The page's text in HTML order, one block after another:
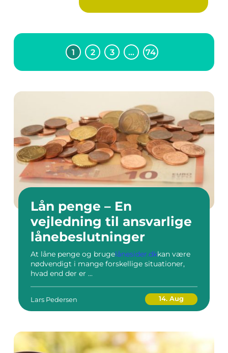
1 2 3 … 74
Lån penge – En
vejledning til ansvarlige
lånebeslutninger
At låne penge og brugelånesider.dkkan være
nødvendigt i mange forskellige situationer,
hvad end der er ...
Lars Pedersen 14. Aug